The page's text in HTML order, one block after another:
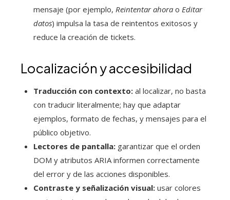
mensaje (por ejemplo, Reintentar ahora o Editar
datos) impulsa la tasa de reintentos exitosos y
reduce la creación de tickets.
Localización y accesibilidad
Traducción con contexto: al localizar, no basta
con traducir literalmente; hay que adaptar
ejemplos, formato de fechas, y mensajes para el
público objetivo.
Lectores de pantalla: garantizar que el orden
DOM y atributos ARIA informen correctamente
del error y de las acciones disponibles.
Contraste y señalización visual: usar colores